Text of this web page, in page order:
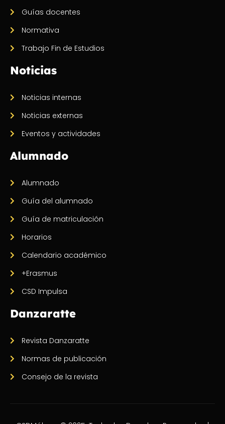
Guías docentes
Normativa
Trabajo Fin de Estudios
Noticias
Noticias internas
Noticias externas
Eventos y actividades
Alumnado
Alumnado
Guía del alumnado
Guía de matriculación
Horarios
Calendario académico
+Erasmus
CSD Impulsa
Danzaratte
Revista Danzaratte
Normas de publicación
Consejo de la revista